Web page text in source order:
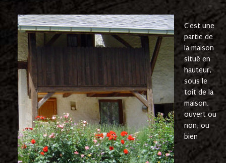
C'est une
partie de
la maison
situé en
hauteur,
sous le
toit de la
maison,
ouvert ou
non, ou
bien